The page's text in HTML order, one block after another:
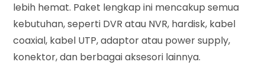
lebih hemat. Paket lengkap ini mencakup semua
kebutuhan, seperti DVR atau NVR, hardisk, kabel
coaxial, kabel UTP, adaptor atau power supply,
konektor, dan berbagai aksesori lainnya.